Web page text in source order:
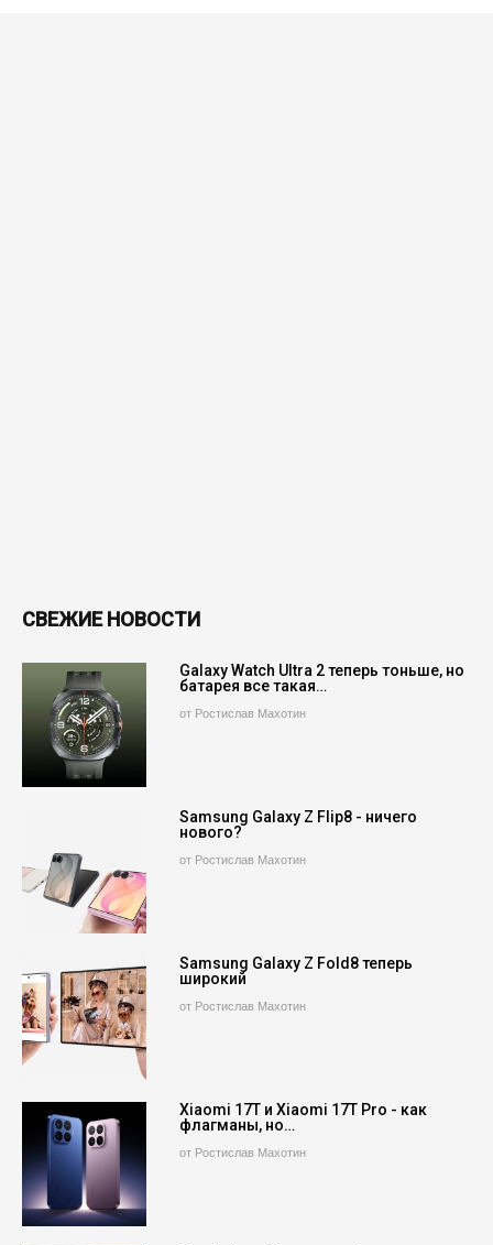
СВЕЖИЕ НОВОСТИ
Galaxy Watch Ultra 2 теперь тоньше, но
батарея все такая…
от Ростислав Махотин
Samsung Galaxy Z Flip8 - ничего
нового?
от Ростислав Махотин
Samsung Galaxy Z Fold8 теперь
широкий
от Ростислав Махотин
Xiaomi 17T и Xiaomi 17T Pro - как
флагманы, но…
от Ростислав Махотин